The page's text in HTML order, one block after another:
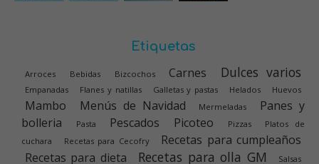
Etiquetas
Arroces Bebidas Bizcochos Carnes Dulces varios
Empanadas Flanes y natillas Galletas y pastas Helados Huevos
Mambo Menús de Navidad Mermeladas
Panes y
bolleria
Pasta Pescados Picoteo Pizzas
Platos de
cuchara
Recetas para Cecofry
Recetas para cumpleaños
Recetas para dieta
Recetas para olla GM
Salsas